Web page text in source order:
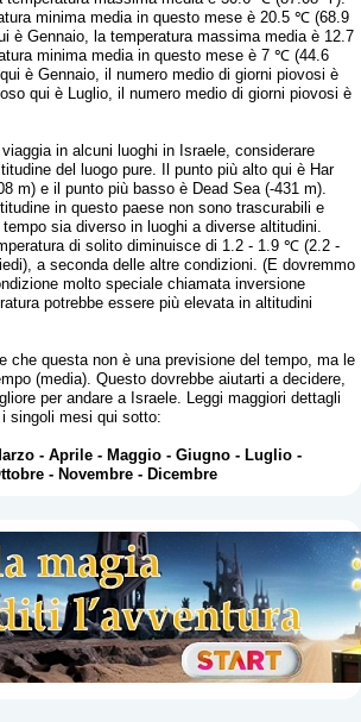
minima media in questo mese è 20.5 ℃ (68.9
è Gennaio, la temperatura massima media è 12.7
minima media in questo mese è 7 ℃ (44.6
è Gennaio, il numero medio di giorni piovosi è
qui è Luglio, il numero medio di giorni piovosi è
in alcuni luoghi in Israele, considerare
del luogo pure. Il punto più alto qui è Har
m) e il punto più basso è Dead Sea (-431 m).
in questo paese non sono trascurabili e
sia diverso in luoghi a diverse altitudini.
di solito diminuisce di 1.2 - 1.9 ℃ (2.2 -
a seconda delle altre condizioni. (E dovremmo
molto speciale chiamata inversione
potrebbe essere più elevata in altitudini
che questa non è una previsione del tempo, ma le
(media). Questo dovrebbe aiutarti a decidere,
per andare a Israele. Leggi maggiori dettagli
singoli mesi qui sotto:
-Aprile -Maggio -Giugno -Luglio -
-Novembre -Dicembre